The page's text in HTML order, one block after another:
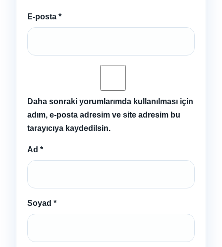
E-posta *
Daha sonraki yorumlarımda kullanılması için
adım, e-posta adresim ve site adresim bu
tarayıcıya kaydedilsin.
Ad *
Soyad *